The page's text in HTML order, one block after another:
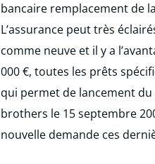
bancaire remplacement de
L’assurance peut très
comme neuve et il y a
000 €, toutes les prêts
qui permet de lancement
brothers le 15 septembre
nouvelle demande ces